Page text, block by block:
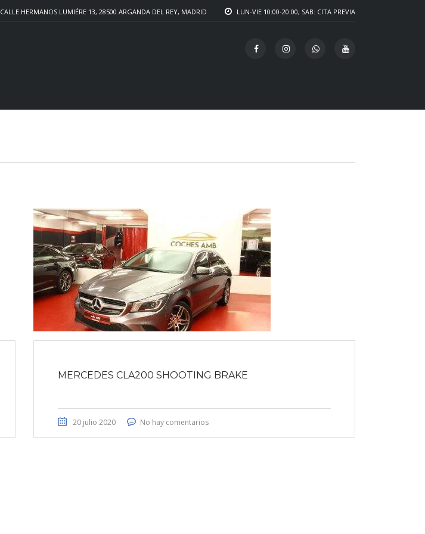
LUN-VIE 10:00-20:00, SAB: CITA PREVIA
CALLE HERMANOS LUMIÉRE 13, 28500 ARGANDA DEL REY, MADRID
MERCEDES CLA200 SHOOTING BRAKE
20 julio 2020 No hay comentarios